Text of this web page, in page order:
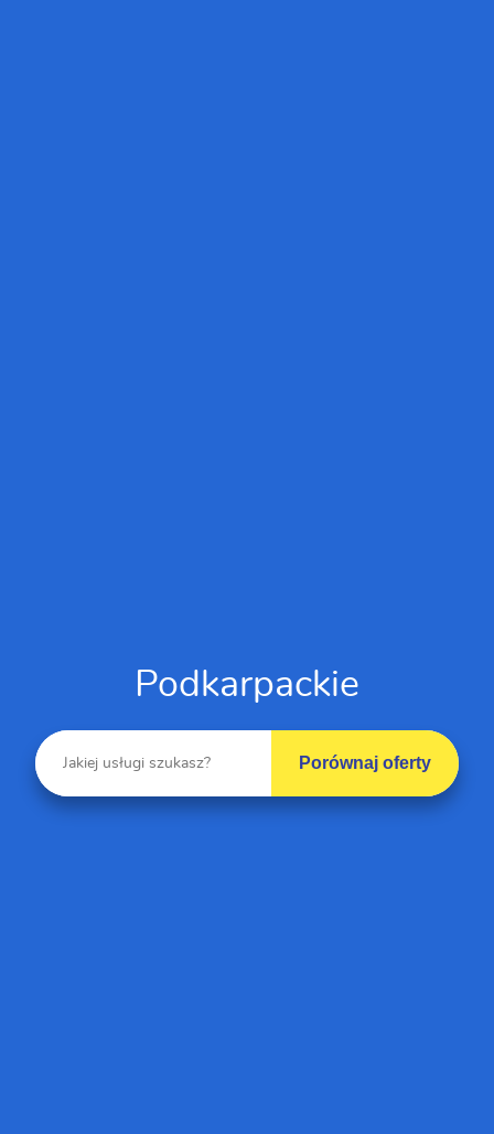
Podkarpackie
Porównaj oferty